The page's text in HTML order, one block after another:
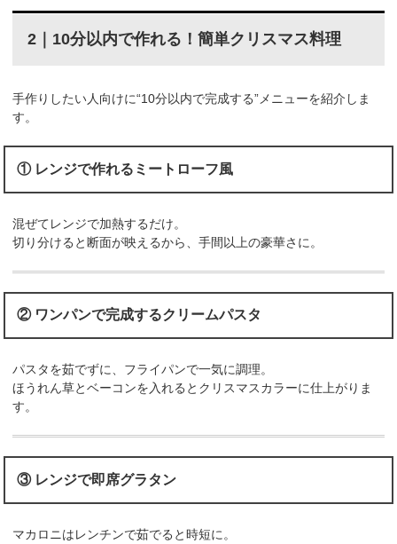
2｜10分以内で作れる！簡単クリスマス料理
手作りしたい人向けに“10分以内で完成する”メニューを紹介しま
す。
① レンジで作れるミートローフ風
混ぜてレンジで加熱するだけ。
切り分けると断面が映えるから、手間以上の豪華さに。
② ワンパンで完成するクリームパスタ
パスタを茹でずに、フライパンで一気に調理。
ほうれん草とベーコンを入れるとクリスマスカラーに仕上がりま
す。
③ レンジで即席グラタン
マカロニはレンチンで茹でると時短に。